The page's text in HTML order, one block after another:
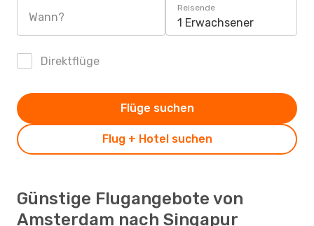
Wann?
Reisende
1 Erwachsener
Direktflüge
Flug + Hotel suchen
Flüge suchen
Günstige Flugangebote von
Amsterdam nach Singapur